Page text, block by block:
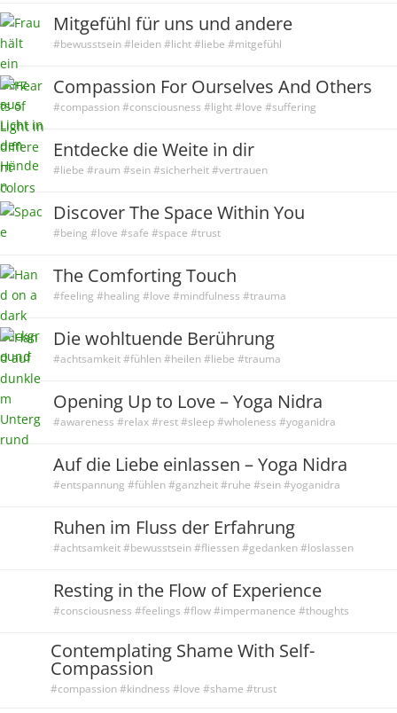
Mitgefühl für uns und andere
#bewusstsein #leiden #licht #liebe #mitgefühl
Compassion For Ourselves And Others
#compassion #consciousness #light #love #suffering
Entdecke die Weite in dir
#liebe #raum #sein #sicherheit #vertrauen
Discover The Space Within You
#being #love #safe #space #trust
The Comforting Touch
#feeling #healing #love #mindfulness #trauma
Die wohltuende Berührung
#achtsamkeit #fühlen #heilen #liebe #trauma
Opening Up to Love – Yoga Nidra
#awareness #relax #rest #sleep #wholeness #yoganidra
Auf die Liebe einlassen – Yoga Nidra
#entspannung #fühlen #ganzheit #ruhe #sein #yoganidra
Ruhen im Fluss der Erfahrung
#achtsamkeit #bewusstsein #fliessen #gedanken #loslassen
Resting in the Flow of Experience
#consciousness #feelings #flow #impermanence #thoughts
Contemplating Shame With Self-
Compassion
#compassion #kindness #love #shame #trust